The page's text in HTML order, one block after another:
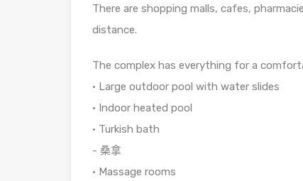
There are shopping malls, cafes,
distance.
The complex has everything for a
• Large outdoor pool with water slides
• Indoor heated pool
• Turkish bath
- 桑拿
• Massage rooms